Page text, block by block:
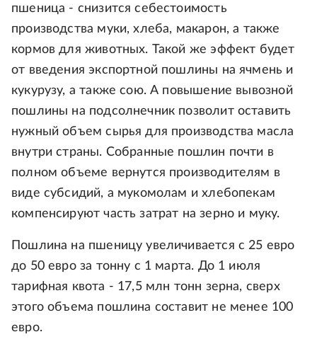
пшеница - снизится себестоимость
производства муки, хлеба, макарон, а также
кормов для животных. Такой же эффект будет
от введения экспортной пошлины на ячмень и
кукурузу, а также сою. А повышение вывозной
пошлины на подсолнечник позволит оставить
нужный объем сырья для производства масла
внутри страны. Собранные пошлин почти в
полном объеме вернутся производителям в
виде субсидий, а мукомолам и хлебопекам
компенсируют часть затрат на зерно и муку.
Пошлина на пшеницу увеличивается с 25 евро
до 50 евро за тонну с 1 марта. До 1 июля
тарифная квота - 17,5 млн тонн зерна, сверх
этого объема пошлина составит не менее 100
евро.